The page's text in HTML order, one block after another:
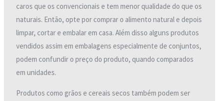
caros que os convencionais e tem menor qualidade do que os
naturais. Então, opte por comprar o alimento natural e depois
limpar, cortar e embalar em casa. Além disso alguns produtos
vendidos assim em embalagens especialmente de conjuntos,
podem confundir o preço do produto, quando comparados
em unidades.
Produtos como grãos e cereais secos também podem ser